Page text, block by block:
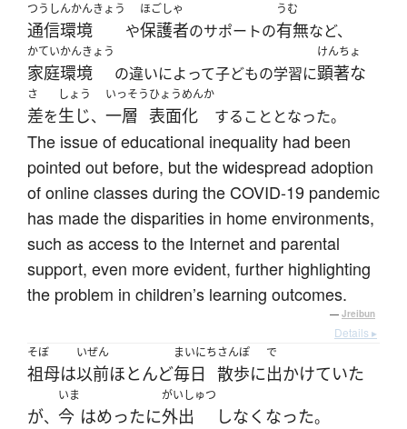
つうしんかんきょう
通信環境 や
ほごしゃ
保護者のサポートの
うむ
有無など、
かていかんきょう
家庭環境 の違いによって子どもの学習に
けんちょ
顕著な
さ
差を
しょう
生じ、
いっそう
一層
ひょうめんか
表面化 することとなった。
The issue of educational inequality had been
pointed out before, but the widespread adoption
of online classes during the COVID-19 pandemic
has made the disparities in home environments,
such as access to the Internet and parental
support, even more evident, further highlighting
the problem in children’s learning outcomes.
— Jreibun
Details ▸
そぼ
祖母は
いぜん
以前ほとんど
まいにち
毎日
さんぽ
散歩に
で
出かけていた
が、
いま
今 はめったに
がいしゅつ
外出 しなくなった。